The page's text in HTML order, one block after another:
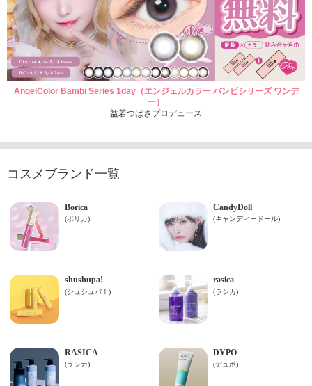
AngelColor Bambi Series 1day（エンジェルカラー バンビシリーズ ワンデ
ー）
益若つばさプロデュース
コスメブランド一覧